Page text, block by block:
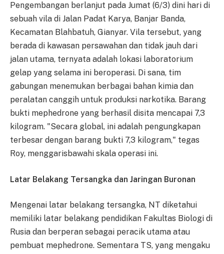
Pengembangan berlanjut pada Jumat (6/3) dini hari di
sebuah vila di Jalan Padat Karya, Banjar Banda,
Kecamatan Blahbatuh, Gianyar. Vila tersebut, yang
berada di kawasan persawahan dan tidak jauh dari
jalan utama, ternyata adalah lokasi laboratorium
gelap yang selama ini beroperasi. Di sana, tim
gabungan menemukan berbagai bahan kimia dan
peralatan canggih untuk produksi narkotika. Barang
bukti mephedrone yang berhasil disita mencapai 7,3
kilogram. "Secara global, ini adalah pengungkapan
terbesar dengan barang bukti 7,3 kilogram," tegas
Roy, menggarisbawahi skala operasi ini.
Latar Belakang Tersangka dan Jaringan Buronan
Mengenai latar belakang tersangka, NT diketahui
memiliki latar belakang pendidikan Fakultas Biologi di
Rusia dan berperan sebagai peracik utama atau
pembuat mephedrone. Sementara TS, yang mengaku